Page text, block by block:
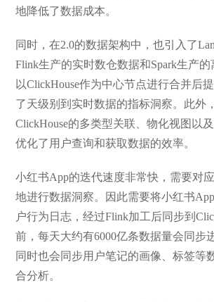
地降低了数据成本。
同时，在2.0的数据架构中，也引入了
Flink生产的实时数仓数据和Spark生产的
以ClickHouse作为中心节点进行合并后
了天级别到实时数据的指标洞察。此外
ClickHouse的多类型关联、物化视图以
优化了用户查询和获取数据的效率。
小红书App的迭代速度非常快，需要对
地进行数据洞察。因此需要将小红书
户行为日志，经过Flink加工后同步到
前，每天大约有6000亿条数据量会同步
同时也会同步用户笔记的画像、标签等
合分析。